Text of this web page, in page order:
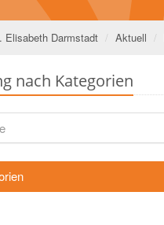
Elisabeth Darmstadt Aktuell
nach Kategorien